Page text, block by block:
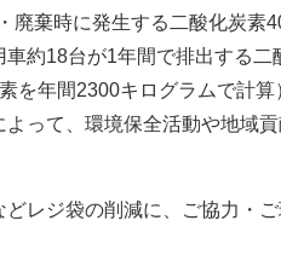
廃棄時に発生する二酸化炭素
約18台が1年間で排出する二
を年間2300キログラムで計算
って、環境保全活動や地域
レジ袋の削減に、ご協力・